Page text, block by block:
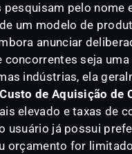
pesquisam pelo nome
um modelo de
anunciar
concorrentes seja
indústrias, ela
Custo de Aquisição de
elevado e taxas de
usuário já possui
orçamento for